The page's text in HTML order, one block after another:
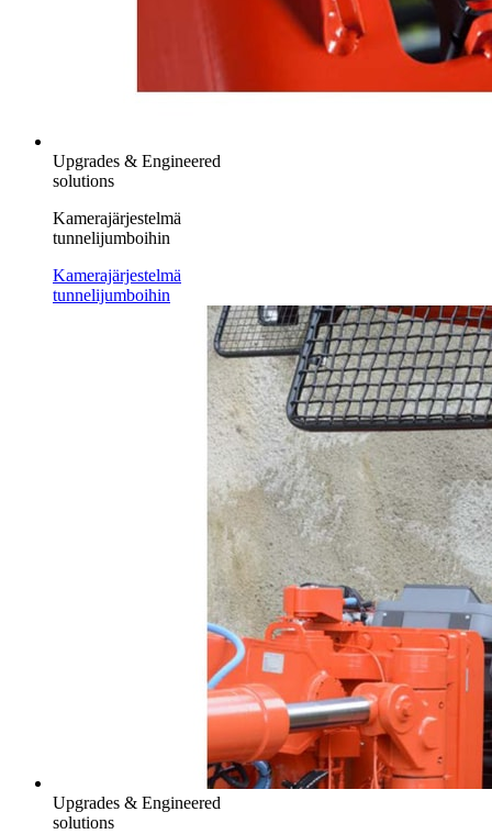
Upgrades & Engineered
solutions
Kamerajärjestelmä
tunnelijumboihin
Kamerajärjestelmä
tunnelijumboihin
Upgrades & Engineered
solutions